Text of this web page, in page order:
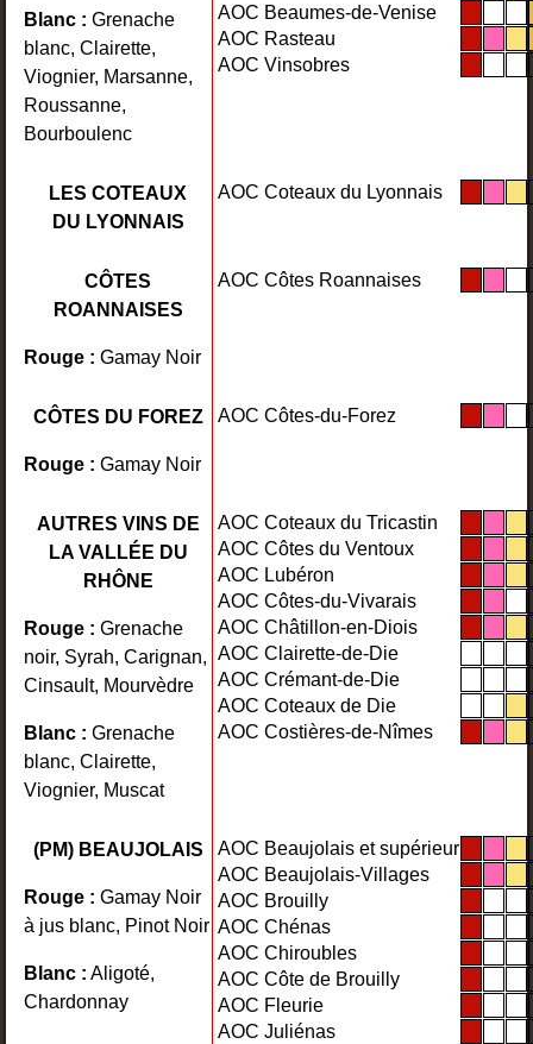
Blanc : Grenache
blanc, Clairette,
Viognier, Marsanne,
Roussanne,
Bourboulenc
AOC Beaumes-de-Venise
AOC Rasteau
AOC Vinsobres
LES COTEAUX
DU LYONNAIS
AOC Coteaux du Lyonnais
CÔTES
ROANNAISES
Rouge : Gamay Noir
AOC Côtes Roannaises
CÔTES DU FOREZ
Rouge : Gamay Noir
AOC Côtes-du-Forez
AUTRES VINS DE
LA VALLÉE DU
RHÔNE
Rouge : Grenache
noir, Syrah, Carignan,
Cinsault, Mourvèdre
Blanc : Grenache
blanc, Clairette,
Viognier, Muscat
AOC Coteaux du Tricastin
AOC Côtes du Ventoux
AOC Lubéron
AOC Côtes-du-Vivarais
AOC Châtillon-en-Diois
AOC Clairette-de-Die
AOC Crémant-de-Die
AOC Coteaux de Die
AOC Costières-de-Nîmes
(PM) BEAUJOLAIS
Rouge : Gamay Noir
à jus blanc, Pinot Noir
Blanc : Aligoté,
Chardonnay
AOC Beaujolais et supérieur
AOC Beaujolais-Villages
AOC Brouilly
AOC Chénas
AOC Chiroubles
AOC Côte de Brouilly
AOC Fleurie
AOC Juliénas